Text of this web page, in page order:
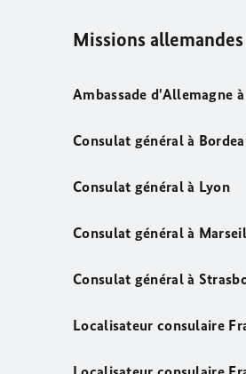
Missions
Ambassade d'Allemagne
Consulat général à
Consulat général à Lyon
Consulat général à
Consulat général à
Localisateur consulaire